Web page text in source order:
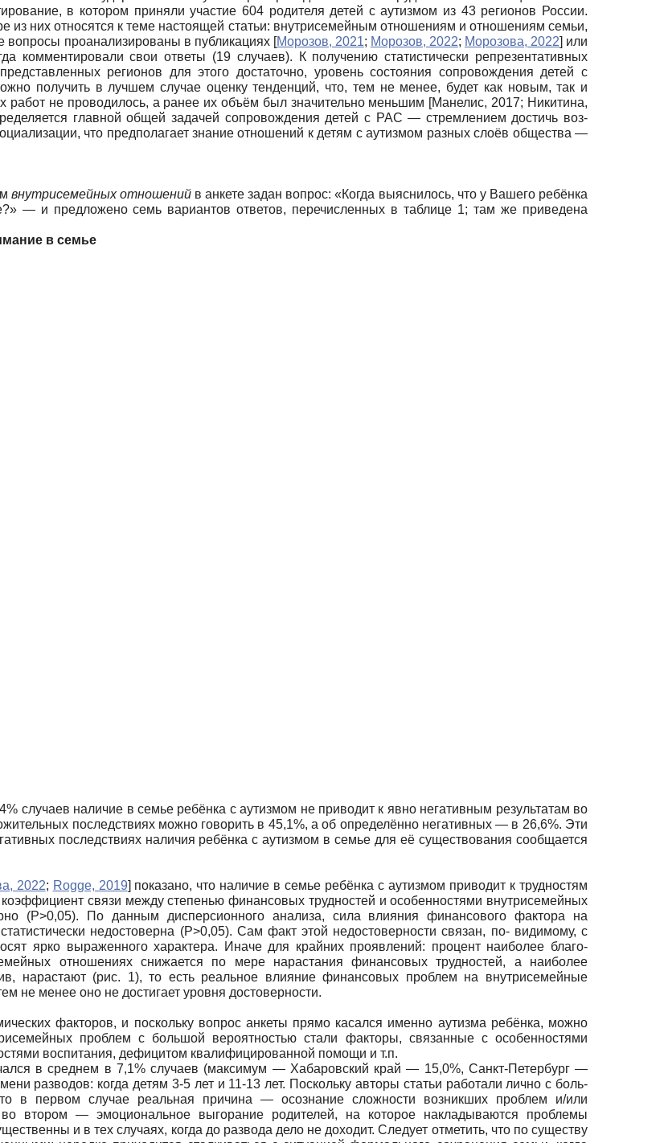
в котором приняли участие 604 родителя детей с аутизмом из 43 регионов России.
из них относятся к теме настоящей статьи: внутрисемейным отношениям и отношениям семьи,
про­анализированы в публикациях [Морозов, 2021; Морозов, 2022; Морозова, 2022] или
ком­ментировали свои ответы (19 случаев). К получению статистически репрезентативных
ре­гионов для этого достаточно, уровень состояния со­провождения детей с
получить в лучшем случае оценку тенденций, что, тем не менее, будет как новым, так и
работ не проводилось, а ранее их объём был значительно меньшим [Манелис, 2017; Никитина,
главной общей задачей сопро­вождения детей с РАС — стремлением достичь воз­
что предполагает знание отношений к детям с аутизмом разных слоёв общества —
внутрисемейных отношений в анкете задан вопрос: «Когда выяснилось, что у Вашего ребёнка
— и предложено семь вариантов ответов, пере­численных в таблице 1; там же приведена
в семье
случаев наличие в семье ребёнка с аутизмом не приводит к явно негативным результатам во
последствиях можно говорить в 45,1%, а об определённо негативных — в 26,6%. Эти
последствиях наличия ребёнка с аутизмом в семье для её существования сообщается
2022; Rogge, 2019] показано, что наличие в семье ребёнка с аутиз­мом приводит к трудностям
связи между степенью финансовых трудностей и особенностями внутрисемейных
(P>0,05). По данным дисперсионного анализа, сила влияния фи­нансового фактора на
недостоверна (P>0,05). Сам факт этой недостоверности связан, по- видимому, c
ярко выраженного характера. Ина­че для крайних проявлений: процент наиболее благо­
отношениях снижается по мере нарастания финансовых трудностей, а наиболее
нарастают (рис. 1), то есть реальное влияние финансовых про­блем на внутрисемейные
не менее оно не до­стигает уровня достоверности.
факторов, и поскольку вопрос анкеты прямо касался именно аутизма ребёнка, можно
проблем с большой вероятностью стали фак­торы, связанные с особенностями
воспита­ния, дефицитом квалифицированной помощи и т.п.
в среднем в 7,1% случаев (максимум — Хабаровский край — 15,0%, Санкт-Петербург —
разводов: когда детям 3-5 лет и 11-13 лет. Поскольку авторы статьи работали лично с боль­
в первом случае реальная причина — осознание сложности возникших проблем и/или
втором — эмо­циональное выгорание родителей, на которое накла­дываются проблемы
и в тех случаях, когда до развода дело не доходит. Следует отметить, что по существу